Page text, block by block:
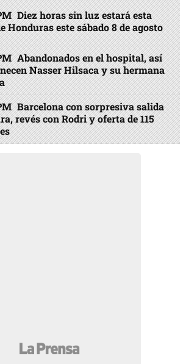
Diez horas sin luz estará esta
Honduras este sábado 8 de agosto
Abandonados en el hospital, así
Nasser Hilsaca y su hermana
Barcelona con sorpresiva salida
revés con Rodri y oferta de 115